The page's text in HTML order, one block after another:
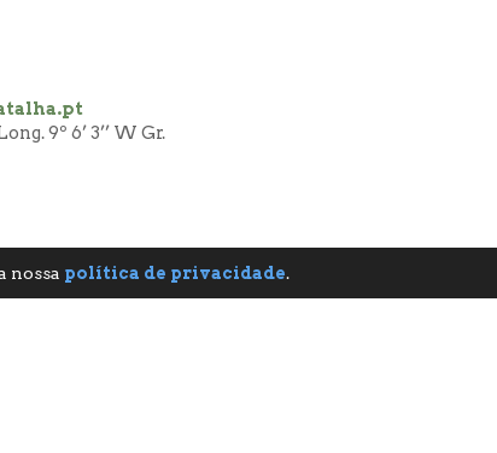
9º 6’ 3’’ W Gr.
nossa política de privacidade.